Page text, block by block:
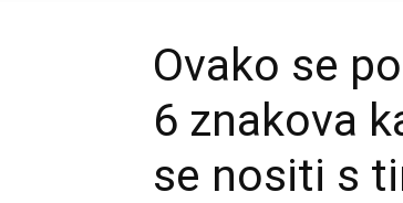
Ovako se
6 znakova
se nositi s